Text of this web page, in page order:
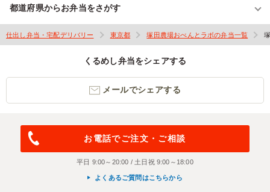
都道府県からお弁当をさがす
仕出し弁当・宅配デリバリー 東京都 塚田農場おべんとラボの弁当一覧
くるめし弁当をシェアする
メールでシェアする
お電話でご注文・ご相談
平日 9:00～20:00 / 土日祝 9:00～18:00
よくあるご質問はこちらから